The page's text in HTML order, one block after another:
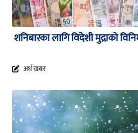
शनिबारका लागि विदेशी मुद्राको
अर्थ खबर